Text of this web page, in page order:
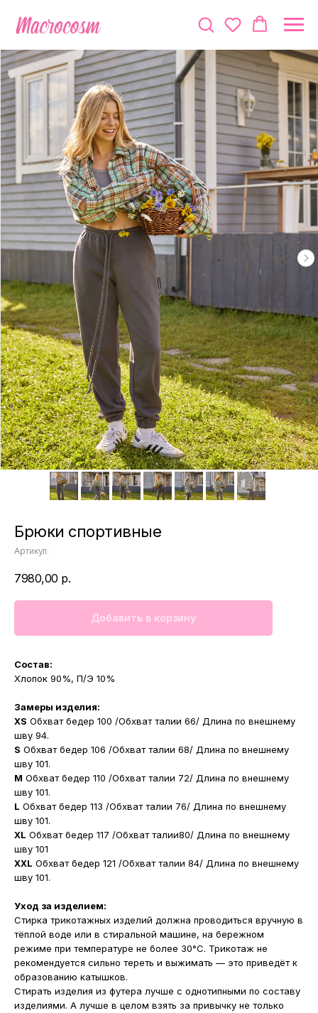
Брюки спортивные
Артикул:
7980,00 р.
Добавить в корзину
Состав:
Хлопок 90%, П/Э 10%
Замеры изделия:
XS Обхват бедер 100 /Обхват талии 66/ Длина по внешнему
шву 94.
S Обхват бедер 106 /Обхват талии 68/ Длина по внешнему
шву 101.
M Обхват бедер 110 /Обхват талии 72/ Длина по внешнему
шву 101.
L Обхват бедер 113 /Обхват талии 76/ Длина по внешнему
шву 101.
XL Обхват бедер 117 /Обхват талии80/ Длина по внешнему
шву 101
XXL Обхват бедер 121 /Обхват талии 84/ Длина по внешнему
шву 101.
Уход за изделием:
Стирка трикотажных изделий должна проводиться вручную в
тёплой воде или в стиральной машине, на бережном
режиме при температуре не более 30°С. Трикотаж не
рекомендуется сильно тереть и выжимать — это приведёт к
образованию катышков.
Стирать изделия из футера лучше с однотипными по составу
изделиями. А лучше в целом взять за привычку не только